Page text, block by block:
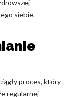
siebie.
proces, który
regularnej